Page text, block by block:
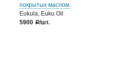
покрытых маслом.
Eukula, Euku Oil
5900
a/шт.